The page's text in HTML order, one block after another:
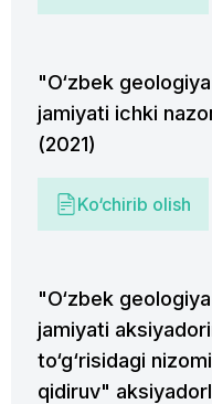
"O‘zbek
jamiyati ichki
(2021)
Ko‘chirib olish
"O‘zbek
jamiyati
to‘g‘risidagi
qidiruv"